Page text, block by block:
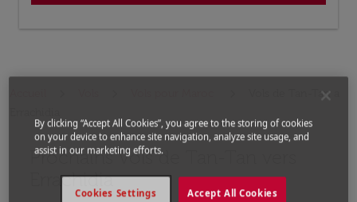
Vols de Tan-Tan a
Prochains Vols de Tan-Tan vers
Errachidia
Aucun tarif trouvé pour les options populaires
By clicking “Accept All Cookies”, you agree to the storing of cookies
on your device to enhance site navigation, analyze site usage, and
assist in our marketing efforts.
Accept All Cookies
Cookies Settings